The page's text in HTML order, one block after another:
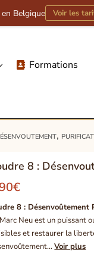
en Belgique Voir les
 Formations
8 :
€
8 : Désenvoûtement
Neu est un puissant
et restaurer la
Voir plus